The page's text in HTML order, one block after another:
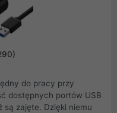
do pracy przy
dostępnych portów USB
zajęte. Dzięki niemu